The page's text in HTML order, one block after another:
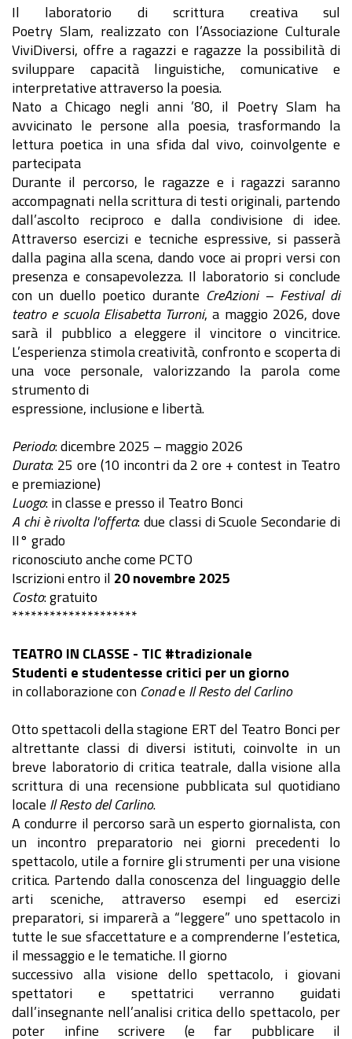
Il laboratorio di scrittura creativa sul
Poetry Slam, realizzato con l’Associazione Culturale
ViviDiversi, offre a ragazzi e ragazze la possibilità di
sviluppare capacità linguistiche, comunicative e
interpretative attraverso la poesia.
Nato a Chicago negli anni ’80, il Poetry Slam ha
avvicinato le persone alla poesia, trasformando la
lettura poetica in una sfida dal vivo, coinvolgente e
partecipata
Durante il percorso, le ragazze e i ragazzi saranno
accompagnati nella scrittura di testi originali, partendo
dall’ascolto reciproco e dalla condivisione di idee.
Attraverso esercizi e tecniche espressive, si passerà
dalla pagina alla scena, dando voce ai propri versi con
presenza e consapevolezza. Il laboratorio si conclude
con un duello poetico durante CreAzioni – Festival di
teatro e scuola Elisabetta Turroni, a maggio 2026, dove
sarà il pubblico a eleggere il vincitore o vincitrice.
L’esperienza stimola creatività, confronto e scoperta di
una voce personale, valorizzando la parola come
strumento di
espressione, inclusione e libertà.
Periodo: dicembre 2025 – maggio 2026
Durata: 25 ore (10 incontri da 2 ore + contest in Teatro
e premiazione)
Luogo: in classe e presso il Teatro Bonci
A chi è rivolta l'offerta: due classi di Scuole Secondarie di
II° grado
riconosciuto anche come PCTO
Iscrizioni entro il 20 novembre 2025
Costo: gratuito
********************
TEATRO IN CLASSE - TIC #tradizionale
Studenti e studentesse critici per un giorno
in collaborazione con Conade Il Resto del Carlino
Otto spettacoli della stagione ERT del Teatro Bonci per
altrettante classi di diversi istituti, coinvolte in un
breve laboratorio di critica teatrale, dalla visione alla
scrittura di una recensione pubblicata sul quotidiano
locale Il Resto del Carlino.
A condurre il percorso sarà un esperto giornalista, con
un incontro preparatorio nei giorni precedenti lo
spettacolo, utile a fornire gli strumenti per una visione
critica. Partendo dalla conoscenza del linguaggio delle
arti sceniche, attraverso esempi ed esercizi
preparatori, si imparerà a “leggere” uno spettacolo in
tutte le sue sfaccettature e a comprenderne l’estetica,
il messaggio e le tematiche. Il giorno
successivo alla visione dello spettacolo, i giovani
spettatori e spettatrici verranno guidati
dall’insegnante nell’analisi critica dello spettacolo, per
poter infine scrivere (e far pubblicare il